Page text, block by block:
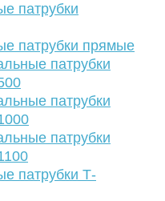
патрубки
патрубки прямые
патрубки
патрубки
патрубки
патрубки Т-